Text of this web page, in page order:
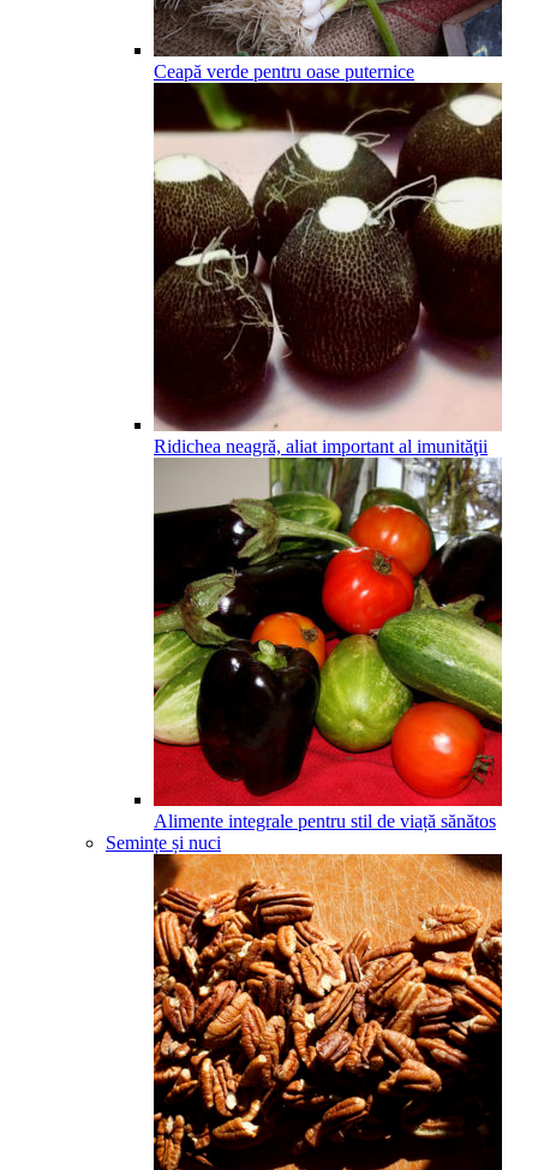
Ceapă verde pentru oase puternice
Ridichea neagră, aliat important al imunităţii
Alimente integrale pentru stil de viață sănătos
Semințe și nuci